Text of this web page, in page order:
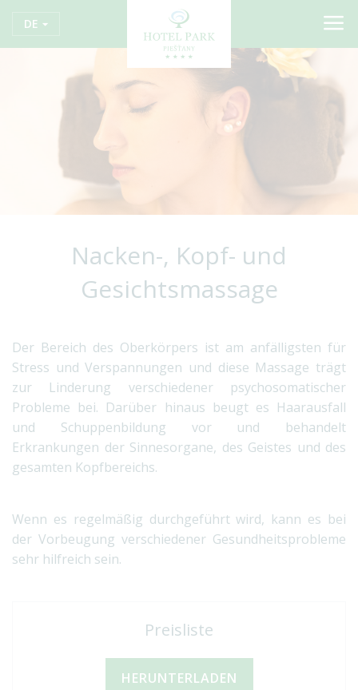
DE
Nacken-, Kopf- und
Gesichtsmassage
Der Bereich des Oberkörpers ist am anfälligsten für
Stress und Verspannungen und diese Massage trägt
zur Linderung verschiedener psychosomatischer
Probleme bei. Darüber hinaus beugt es Haarausfall
und Schuppenbildung vor und behandelt
Erkrankungen der Sinnesorgane, des Geistes und des
gesamten Kopfbereichs.
Wenn es regelmäßig durchgeführt wird, kann es bei
der Vorbeugung verschiedener Gesundheitsprobleme
sehr hilfreich sein.
Preisliste
HERUNTERLADEN